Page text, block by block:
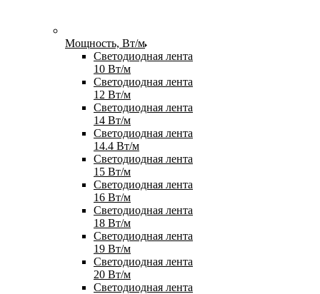
Мощность, Вт/м
Светодиодная лента
10 Вт/м
Светодиодная лента
12 Вт/м
Светодиодная лента
14 Вт/м
Светодиодная лента
14.4 Вт/м
Светодиодная лента
15 Вт/м
Светодиодная лента
16 Вт/м
Светодиодная лента
18 Вт/м
Светодиодная лента
19 Вт/м
Светодиодная лента
20 Вт/м
Светодиодная лента